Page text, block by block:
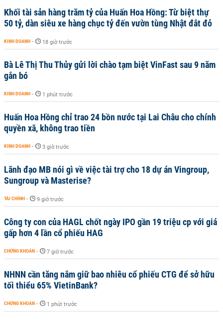
Khối tài sản hàng trăm tỷ của Huấn Hoa Hồng: Từ biệt thự
50 tỷ, dàn siêu xe hàng chục tỷ đến vườn tùng Nhật đắt đỏ
KINH DOANH - 18 giờ trước
Bà Lê Thị Thu Thủy gửi lời chào tạm biệt VinFast sau 9 năm
gắn bó
KINH DOANH - 1 phút trước
Huấn Hoa Hồng chỉ trao 24 bồn nước tại Lai Châu cho chính
quyền xã, không trao tiền
KINH DOANH - 3 giờ trước
Lãnh đạo MB nói gì về việc tài trợ cho 18 dự án Vingroup,
Sungroup và Masterise?
TÀI CHÍNH - 9 giờ trước
Công ty con của HAGL chốt ngày IPO gần 19 triệu cp với giá
gấp hơn 4 lần cổ phiếu HAG
CHỨNG KHOÁN - 7 giờ trước
NHNN cần tăng nắm giữ bao nhiêu cổ phiếu CTG để sở hữu
tối thiểu 65% VietinBank?
CHỨNG KHOÁN - 1 phút trước